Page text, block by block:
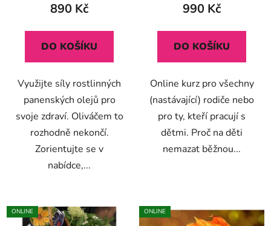
890 Kč
DO KOŠÍKU
Využijte síly rostlinných
panenských olejů pro
svoje zdraví. Oliváčem to
rozhodně nekončí.
Zorientujte se v
nabídce,...
990 Kč
DO KOŠÍKU
Online kurz pro všechny
(nastávající) rodiče nebo
pro ty, kteří pracují s
dětmi. Proč na děti
nemazat běžnou...
ONLINE ONLINE